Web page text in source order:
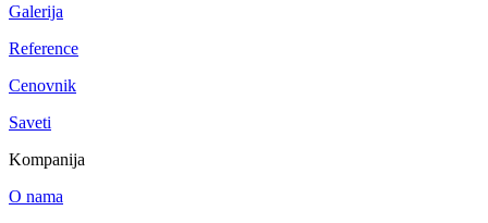
Galerija
Reference
Cenovnik
Saveti
Kompanija
O nama